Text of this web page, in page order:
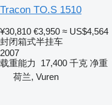
Tracon TO.S 1510
¥30,810 €3,950 ≈ US$4,564
封闭箱式半挂车
2007
载重能力
17,400 千克 净重
荷兰, Vuren